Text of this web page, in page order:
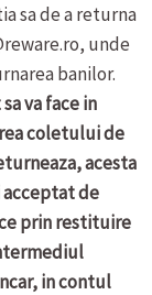
sa de a returna
unde
banilor.
va face in
coletului de
acesta
de
prin restituire
in contul